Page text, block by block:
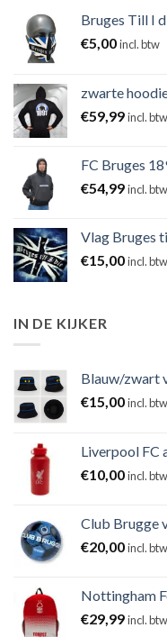
Bruges Till I
€5,00incl. btw
zwarte
€59,99incl. btw
FC Bruges
€54,99incl. btw
Vlag Bruges
€15,00incl. btw
IN DE KIJKER
Blauw/zwart
€15,00incl. btw
Liverpool FC
€10,00incl. btw
Club Brugge
€20,00incl. btw
Nottingham
€29,99incl. btw